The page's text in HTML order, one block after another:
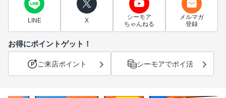
LINE X
シーモア
ちゃんねる
メルマガ
登録
お得にポイントゲット！
ご来店ポイント シーモアでポイ活